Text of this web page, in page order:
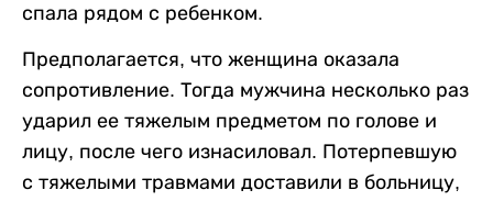
спала рядом с ребенком.
Предполагается, что женщина оказала
сопротивление. Тогда мужчина несколько раз
ударил ее тяжелым предметом по голове и
лицу, после чего изнасиловал. Потерпевшую
с тяжелыми травмами доставили в больницу,